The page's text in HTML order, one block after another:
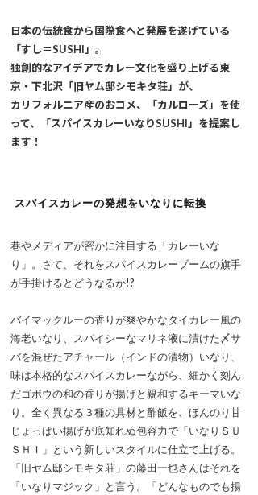
日本の伝統食から国際食へと発展を遂げている
「すし＝SUSHI」。
独創的なアイデアでカレー文化を盛り上げる東
京・下北沢「旧ヤム邸シモキタ荘」が、
カリフォルニア産のおコメ、「カルローズ」を使
って、「スパイスカレーいなりSUSHI」を提案し
ます！
スパイスカレーの発想をいなりに転換
巷やメディアが密かに注目する「カレーいな
り」。さて、それをスパイスカレーブームの旗手
が手掛けるとどうなるか!?
バイマックルーの香りが爽やかなタイカレー風の
海老いなり、スパイシーなマリネ液に漬けた〆サ
バを混ぜたアチャール（インドの漬物）いなり、
味は本格的なスパイスカレーながら、細かく刻ん
だゴボウの和の香りが揚げと親和するキーマいな
り。全く異なる３種の具材と酢飯を、ほんのり甘
じょっぱい揚げが底知れぬ包容力で「いなりＳＵ
ＳＨＩ」という新しいスタイルに仕立て上げる。
「旧ヤム邸シモキタ荘」の藤田一也さんはそれを
「いなりマジック」と言う。「どんなものでも揚